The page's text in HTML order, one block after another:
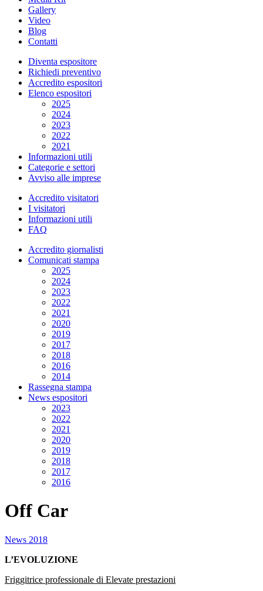
Gallery
Video
Blog
Contatti
Diventa espositore
Richiedi preventivo
Accredito espositori
Elenco espositori
2025
2024
2023
2022
2021
Informazioni utili
Categorie e settori
Avviso alle imprese
Accredito visitatori
I visitatori
Informazioni utili
FAQ
Accredito giornalisti
Comunicati stampa
2025
2024
2023
2022
2021
2020
2019
2017
2018
2016
2014
Rassegna stampa
News espositori
2023
2022
2021
2020
2019
2018
2017
2016
Off Car
News 2018
L’EVOLUZIONE
Friggitrice professionale di Elevate prestazioni